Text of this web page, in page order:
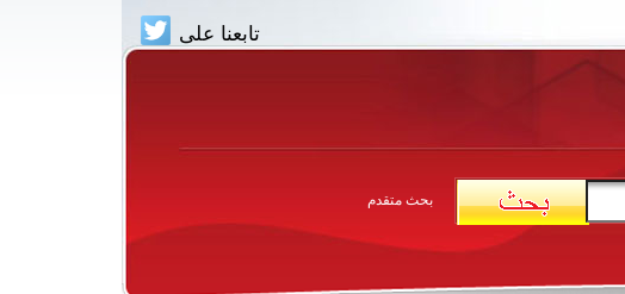
تابعنا على
بحث متقدم